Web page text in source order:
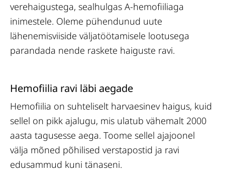
verehaigustega, sealhulgas A-hemofiiliaga
inimestele. Oleme pühendunud uute
lähenemisviiside väljatöötamisele lootusega
parandada nende raskete haiguste ravi.
Hemofiilia ravi läbi aegade
Hemofiilia on suhteliselt harvaesinev haigus, kuid
sellel on pikk ajalugu, mis ulatub vähemalt 2000
aasta tagusesse aega. Toome sellel ajajoonel
välja mõned põhilised verstapostid ja ravi
edusammud kuni tänaseni.